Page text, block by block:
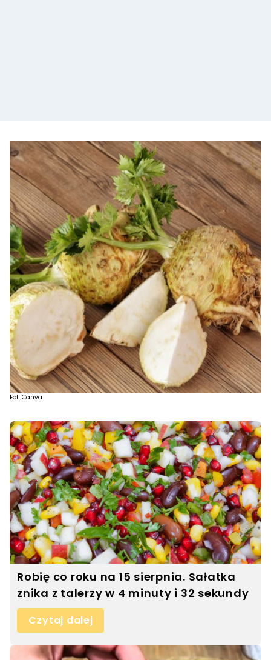
Fot. Canva
Robię co roku na 15 sierpnia. Sałatka
znika z talerzy w 4 minuty i 32 sekundy
Czytaj dalej